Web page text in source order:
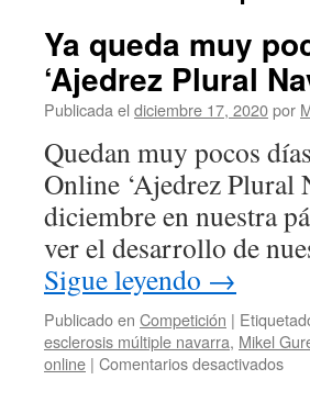
Ya queda muy
‘Ajedrez Plural
Publicada el diciembre 17, 2020por
Quedan muy pocos
Online ‘Ajedrez Plural
diciembre en nuestra
ver el desarrollo de
Sigue leyendo →
Publicado en Competición |
esclerosis múltiple navarra, Mikel
online | Comentarios desactivadosen